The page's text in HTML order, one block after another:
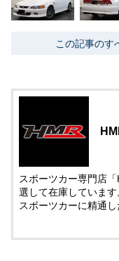
この記事のす
スポーツカー専門店
選して在庫しています
スポーツカーに精通
ンテナンス＆チュー